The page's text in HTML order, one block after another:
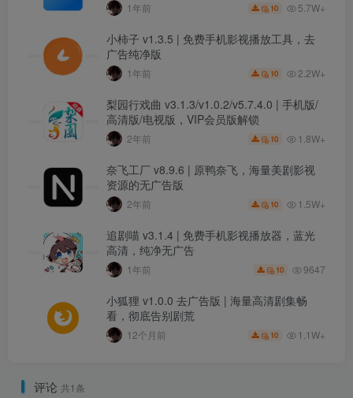
1年前 10 5.7W+
小柿子 v1.3.5 | 免费手机影视播放工具，去
广告纯净版
1年前 10 2.2W+
梨园行戏曲 v3.1.3/v1.0.2/v5.7.4.0 | 手机版/
高清版/电视版，VIP会员版解锁
2年前 10 1.8W+
奈飞工厂 v8.9.6 | 原鸭奈飞，海量美剧影视
资源的无广告版
2年前 10 1.5W+
追剧喵 v3.1.4 | 免费手机影视播放器，蓝光
高清，纯净无广告
1年前 10 9647
小狐狸 v1.0.0 去广告版 | 海量高清剧集畅
看，彻底告别剧荒
12个月前 10 1.1W+
评论 共1条